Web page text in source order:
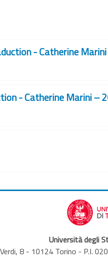
- Catherine
- Catherine Marini –
Università degli
8 - 10124 Torino - P.I.